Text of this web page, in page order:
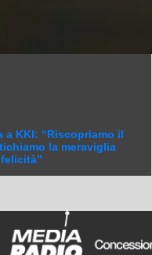
a KKI: “Riscopriamo il
la meraviglia